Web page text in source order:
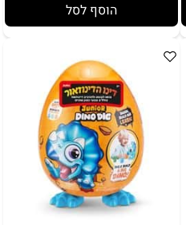
הוסף לסל